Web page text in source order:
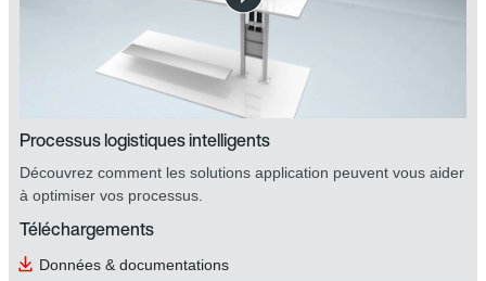
Processus logistiques intelligents
Découvrez comment les solutions application peuvent vous aider
à optimiser vos processus.
Téléchargements
Données & documentations